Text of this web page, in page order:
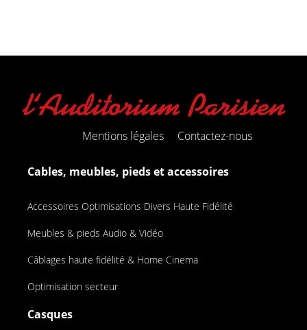
Mentions légales Contactez-nous
Cables, meubles, pieds et accessoires
Accessoires Optimisations Divers Haute Fidélité
Meubles & pieds Audio & Vidéo
Câblages haute fidélité & Home Cinema
Optimisation secteur
Casques